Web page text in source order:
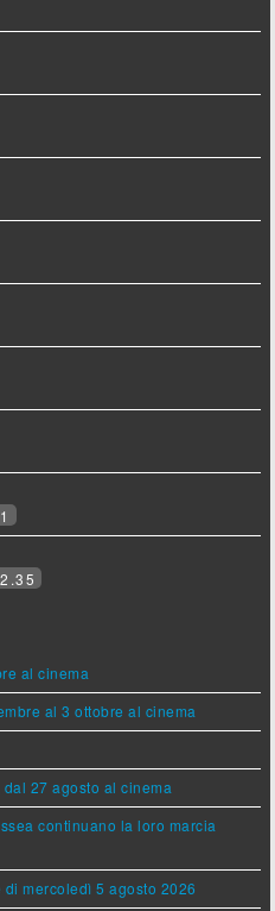
al cinema
al 3 ottobre al cinema
27 agosto al cinema
continuano la loro marcia
mercoledì 5 agosto 2026